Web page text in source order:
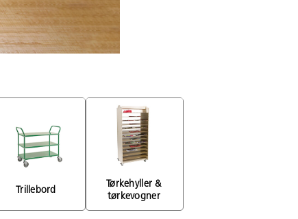
Trillebord
Tørkehyller &
tørkevogner